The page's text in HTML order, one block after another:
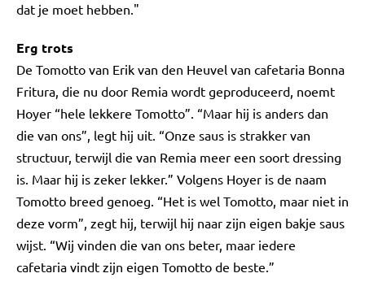
dat je moet hebben."
Erg trots
De Tomotto van Erik van den Heuvel van cafetaria Bonna
Fritura, die nu door Remia wordt geproduceerd, noemt
Hoyer “hele lekkere Tomotto”. “Maar hij is anders dan
die van ons”, legt hij uit. “Onze saus is strakker van
structuur, terwijl die van Remia meer een soort dressing
is. Maar hij is zeker lekker.” Volgens Hoyer is de naam
Tomotto breed genoeg. “Het is wel Tomotto, maar niet in
deze vorm”, zegt hij, terwijl hij naar zijn eigen bakje saus
wijst. “Wij vinden die van ons beter, maar iedere
cafetaria vindt zijn eigen Tomotto de beste.”